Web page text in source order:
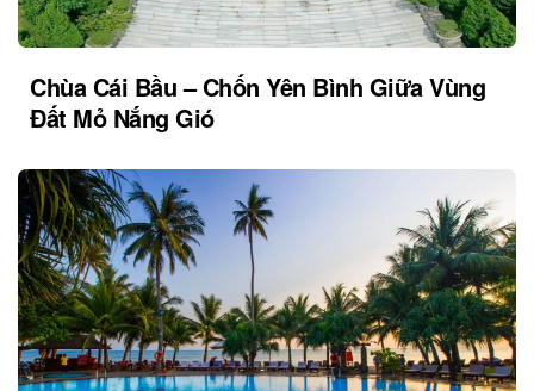
Chùa Cái Bầu – Chốn Yên Bình Giữa Vùng
Đất Mỏ Nắng Gió